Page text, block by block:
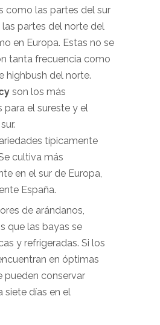
como las partes del sur
partes del norte del
en Europa. Estas no se
tanta frecuencia como
highbush del norte.
son los más
para el sureste y el
típicamente
cultiva más
en el sur de Europa,
España.
de arándanos,
que las bayas se
y refrigeradas. Si los
en óptimas
pueden conservar
siete días en el